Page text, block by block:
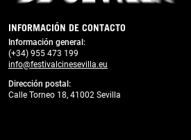
INFORMACIÓN DE CONTACTO
Información general:
(+34) 955 473 199
info@festivalcinesevilla.eu
Dirección postal:
Calle Torneo 18, 41002 Sevilla